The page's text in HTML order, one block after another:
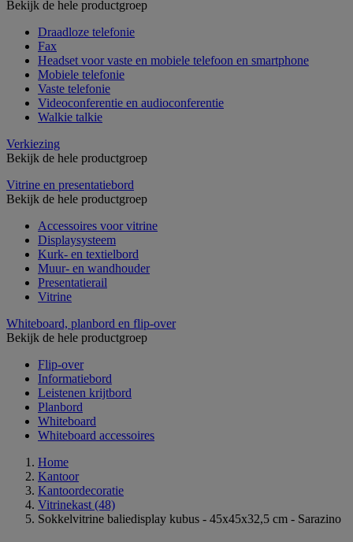
Bekijk de hele productgroep
Draadloze telefonie
Fax
Headset voor vaste en mobiele telefoon en smartphone
Mobiele telefonie
Vaste telefonie
Videoconferentie en audioconferentie
Walkie talkie
Verkiezing
Bekijk de hele productgroep
Vitrine en presentatiebord
Bekijk de hele productgroep
Accessoires voor vitrine
Displaysysteem
Kurk- en textielbord
Muur- en wandhouder
Presentatierail
Vitrine
Whiteboard, planbord en flip-over
Bekijk de hele productgroep
Flip-over
Informatiebord
Leistenen krijtbord
Planbord
Whiteboard
Whiteboard accessoires
Home
Kantoor
Kantoordecoratie
Vitrinekast (48)
Sokkelvitrine baliedisplay kubus - 45x45x32,5 cm - Sarazino